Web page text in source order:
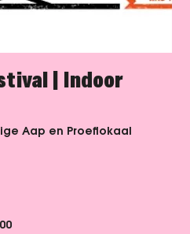
| Indoor
Aap en Proeflokaal